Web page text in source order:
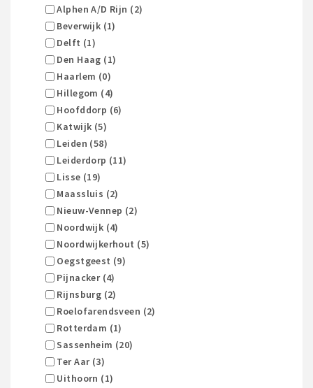
Alphen A/d Rijn (2)
Beverwijk (1)
Delft (1)
Den Haag (1)
Haarlem (0)
Hillegom (4)
Hoofddorp (6)
Katwijk (5)
Leiden (58)
Leiderdorp (11)
Lisse (19)
Maassluis (2)
Nieuw-Vennep (2)
Noordwijk (4)
Noordwijkerhout (5)
Oegstgeest (9)
Pijnacker (4)
Rijnsburg (2)
Roelofarendsveen (2)
Rotterdam (1)
Sassenheim (20)
Ter Aar (3)
Uithoorn (1)